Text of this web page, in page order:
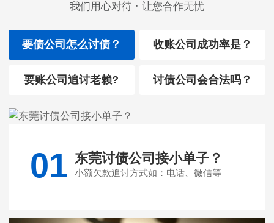
我们用心对待 · 让您合作无忧
要债公司怎么讨债？ 收账公司成功率是？
要账公司追讨老赖? 讨债公司会合法吗？
01 东莞讨债公司接小单子？
小额欠款追讨方式如：电话、微信等